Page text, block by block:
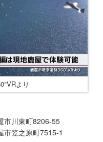
より
市川東町8206-55
市笠之原町7515-1